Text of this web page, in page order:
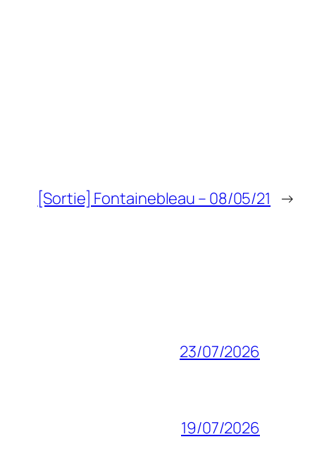
[Sortie] Fontainebleau – 08/05/21 →
23/07/2026
19/07/2026